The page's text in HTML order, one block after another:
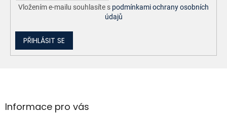
Vložením e-mailu souhlasíte s podmínkami ochrany osobních
údajů
PŘIHLÁSIT SE
aInformace pro vás